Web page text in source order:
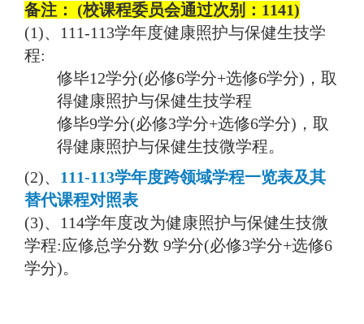
备注： (校课程委员会通过次别：1141)
(1)、111-113学年度健康照护与保健生技学
程:
修毕12学分(必修6学分+选修6学分)，取
得健康照护与保健生技学程
修毕9学分(必修3学分+选修6学分)，取
得健康照护与保健生技微学程。
(2)、 111-113学年度跨领域学程一览表及其
替代课程对照表
(3)、114学年度改为健康照护与保健生技微
学程:应修总学分数 9学分(必修3学分+选修6
学分)。